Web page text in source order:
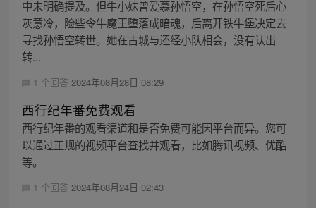
中未明确提及。但牛小妹曾爱慕孙悟空，在孙悟空死后心
灰意冷，险些令牛魔王堕落成暗魂，后离开铁牛堡决定去
寻找孙悟空转世。她在古城与还经小队相会，没有认出
转...
1 个回答 2024年08月28日 08:29
西行纪年番免费观看
西行纪年番的观看渠道和是否免费可能因平台而异。您可
以通过正规的视频平台查找并观看，比如腾讯视频、优酷
等。
1 个回答 2024年08月24日 02:43